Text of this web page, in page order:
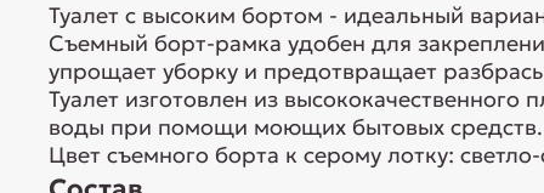
Туалет с высоким бортом - идеальный
Съемный борт-рамка удобен для
упрощает уборку и предотвращает
Туалет изготовлен из высококачественного
воды при помощи моющих бытовых
Цвет съемного борта к серому лотку: